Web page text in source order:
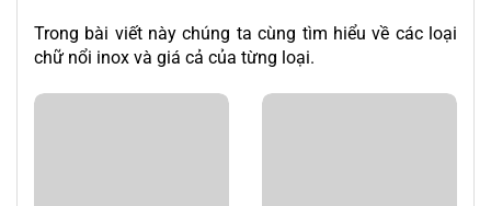
Trong bài viết này chúng ta cùng tìm hiểu về các loại
chữ nổi inox và giá cả của từng loại.